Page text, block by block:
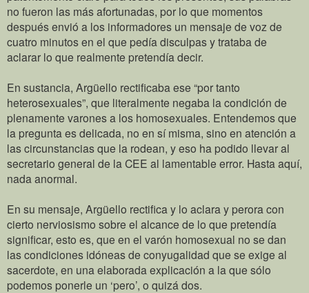
no fueron las más afortunadas, por lo que momentos
después envió a los informadores un mensaje de voz de
cuatro minutos en el que pedía disculpas y trataba de
aclarar lo que realmente pretendía decir.
En sustancia, Argüello rectificaba ese “por tanto
heterosexuales”, que literalmente negaba la condición de
plenamente varones a los homosexuales. Entendemos que
la pregunta es delicada, no en sí misma, sino en atención a
las circunstancias que la rodean, y eso ha podido llevar al
secretario general de la CEE al lamentable error. Hasta aquí,
nada anormal.
En su mensaje, Argüello rectifica y lo aclara y perora con
cierto nerviosismo sobre el alcance de lo que pretendía
significar, esto es, que en el varón homosexual no se dan
las condiciones idóneas de conyugalidad que se exige al
sacerdote, en una elaborada explicación a la que sólo
podemos ponerle un ‘pero’, o quizá dos.